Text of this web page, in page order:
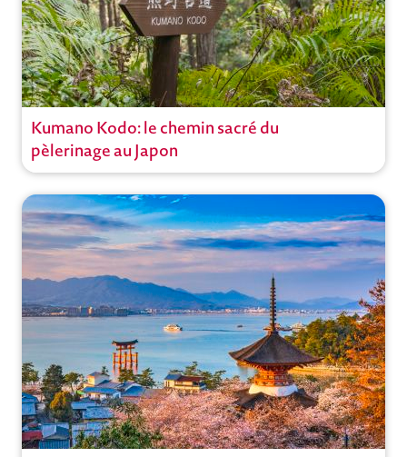
Circuit
Kumano Kodo: le chemin sacré du
pèlerinage au Japon
Japon,Kyoto
Ouvrir